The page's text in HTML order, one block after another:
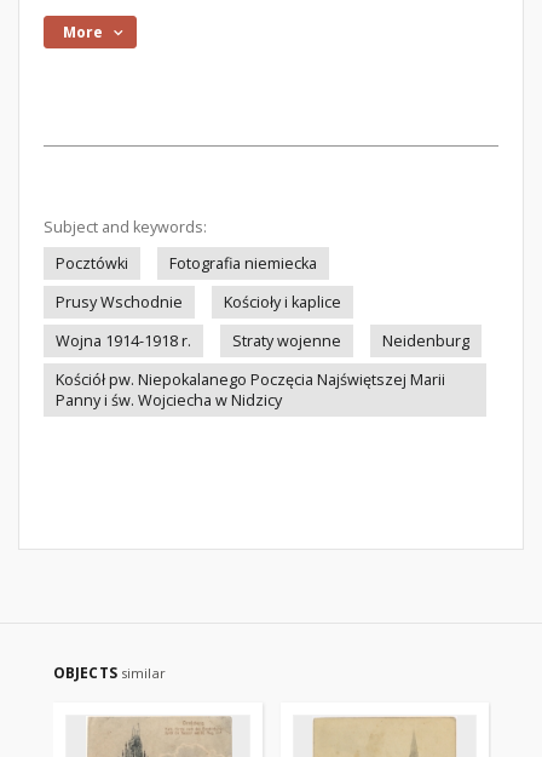
More
Subject and keywords:
Pocztówki
Fotografia niemiecka
Prusy Wschodnie
Kościoły i kaplice
Wojna 1914-1918 r.
Straty wojenne
Neidenburg
Kościół pw. Niepokalanego Poczęcia Najświętszej Marii
Panny i św. Wojciecha w Nidzicy
OBJECTS similar